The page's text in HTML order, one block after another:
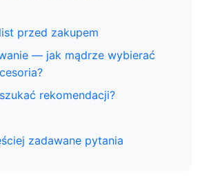
przed zakupem
— jak mądrze wybierać
rekomendacji?
zadawane pytania